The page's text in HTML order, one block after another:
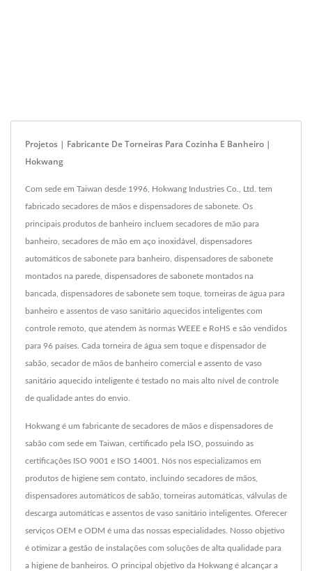
Projetos | Fabricante De Torneiras Para Cozinha E Banheiro |
Hokwang
Com sede em Taiwan desde 1996, Hokwang Industries Co., Ltd. tem
fabricado secadores de mãos e dispensadores de sabonete. Os
principais produtos de banheiro incluem secadores de mão para
banheiro, secadores de mão em aço inoxidável, dispensadores
automáticos de sabonete para banheiro, dispensadores de sabonete
montados na parede, dispensadores de sabonete montados na
bancada, dispensadores de sabonete sem toque, torneiras de água para
banheiro e assentos de vaso sanitário aquecidos inteligentes com
controle remoto, que atendem às normas WEEE e RoHS e são vendidos
para 96 países. Cada torneira de água sem toque e dispensador de
sabão, secador de mãos de banheiro comercial e assento de vaso
sanitário aquecido inteligente é testado no mais alto nível de controle
de qualidade antes do envio.
Hokwang é um fabricante de secadores de mãos e dispensadores de
sabão com sede em Taiwan, certificado pela ISO, possuindo as
certificações ISO 9001 e ISO 14001. Nós nos especializamos em
produtos de higiene sem contato, incluindo secadores de mãos,
dispensadores automáticos de sabão, torneiras automáticas, válvulas de
descarga automáticas e assentos de vaso sanitário inteligentes. Oferecer
serviços OEM e ODM é uma das nossas especialidades. Nosso objetivo
é otimizar a gestão de instalações com soluções de alta qualidade para
a higiene de banheiros. O principal objetivo da Hokwang é alcançar a